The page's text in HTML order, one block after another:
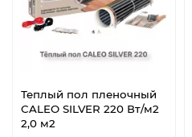
Теплый пол пленочный
CALEO SILVER 220 Вт/м2
2,0 м2